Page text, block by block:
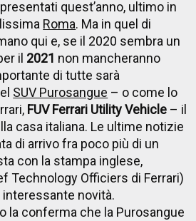
quest’anno, ultimo in
Roma. Ma in quel di
qui e, se il 2020 sembra un
il 2021 non mancheranno
di tutte sarà
SUV Purosangue – o come lo
FUV Ferrari Utility Vehicle – il
casa italiana. Le ultime notizie
di arrivo fra poco più di un
con la stampa inglese,
Technology Officiers di Ferrari)
novità.
la conferma che la Purosangue